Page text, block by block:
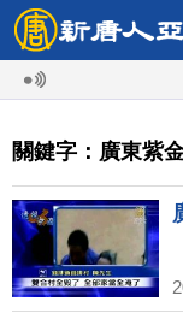
關鍵字：廣東紫